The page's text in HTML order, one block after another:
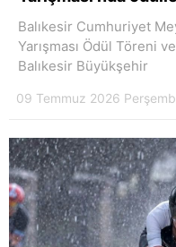
Balıkesir Cumhuriyet
Yarışması Ödül Töreni
Balıkesir Büyükşehir
09 Temmuz 2026